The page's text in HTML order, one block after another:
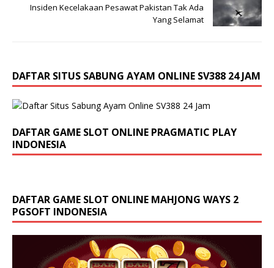
Insiden Kecelakaan Pesawat Pakistan Tak Ada
Yang Selamat
DAFTAR SITUS SABUNG AYAM ONLINE SV388 24 JAM
DAFTAR GAME SLOT ONLINE PRAGMATIC PLAY
INDONESIA
DAFTAR GAME SLOT ONLINE MAHJONG WAYS 2
PGSOFT INDONESIA